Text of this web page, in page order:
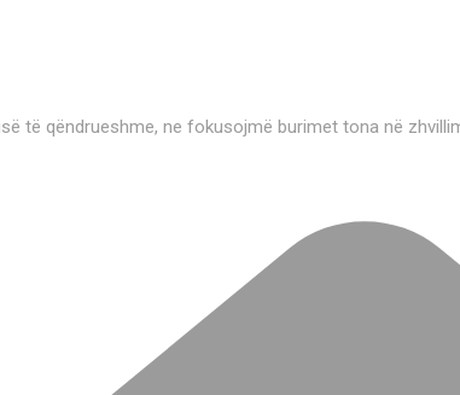
të qëndrueshme, ne fokusojmë burimet tona në